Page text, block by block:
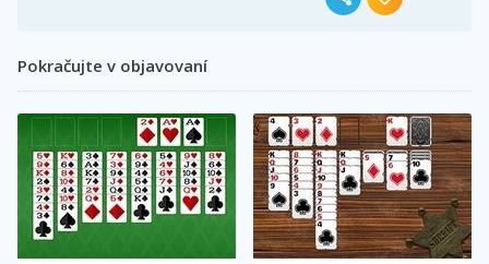
Pokračujte v objavovaní